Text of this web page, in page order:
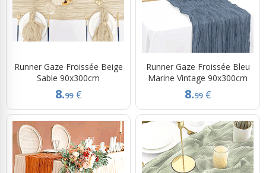
Runner Gaze Froissée Beige
Sable 90x300cm
8.99 €
Runner Gaze Froissée Bleu
Marine Vintage 90x300cm
8.99 €